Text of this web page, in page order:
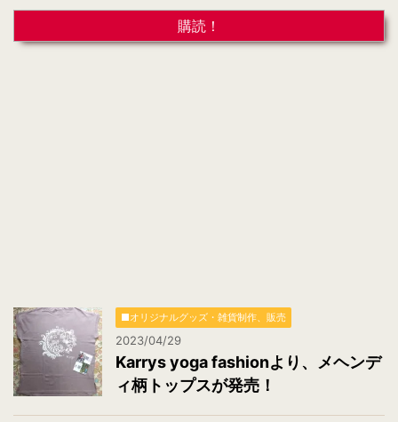
ド
■オリジナルグッズ・雑貨制作、販売
2023/04/29
Karrys yoga fashionより、メヘンデ
ィ柄トップスが発売！